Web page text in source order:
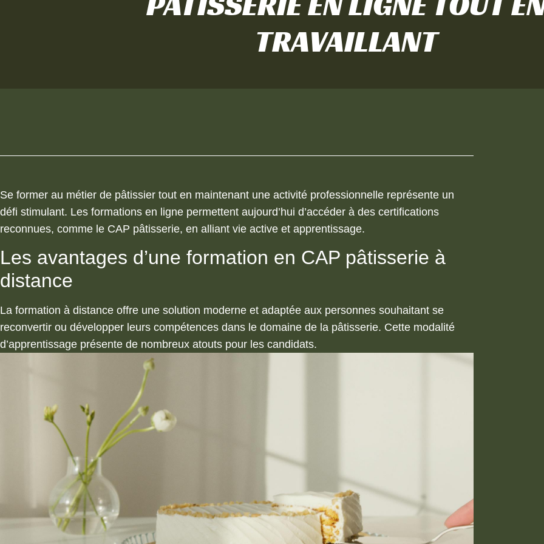
TRAVAILLANT
Se former au métier de pâtissier tout en maintenant une activité professionnelle représente un
défi stimulant. Les formations en ligne permettent aujourd’hui d’accéder à des certifications
reconnues, comme le CAP pâtisserie, en alliant vie active et apprentissage.
Les avantages d’une formation en CAP pâtisserie à
distance
La formation à distance offre une solution moderne et adaptée aux personnes souhaitant se
reconvertir ou développer leurs compétences dans le domaine de la pâtisserie. Cette modalité
d’apprentissage présente de nombreux atouts pour les candidats.